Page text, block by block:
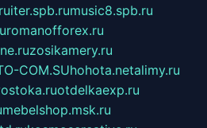
music8.spb.ru
romanofforex.ru
zosikamery.ru
COM.SUhohota.netalimy.ru
otdelkaexp.ru
mebelshop.msk.ru